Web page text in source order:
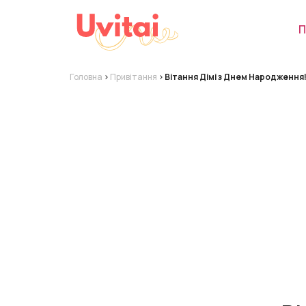
Головна > Привітання > Вітання Дімі з Днем Народження!